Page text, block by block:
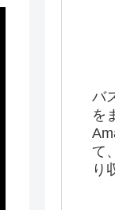
バ
を
て
り